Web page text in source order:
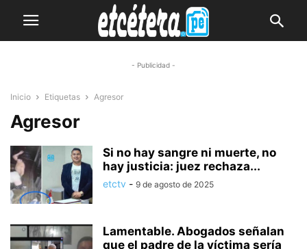
- Publicidad -
Inicio Etiquetas Agresor
Agresor
Si no hay sangre ni muerte, no
hay justicia: juez rechaza...
etctv - 9 de agosto de 2025
Lamentable. Abogados señalan
que el padre de la víctima sería